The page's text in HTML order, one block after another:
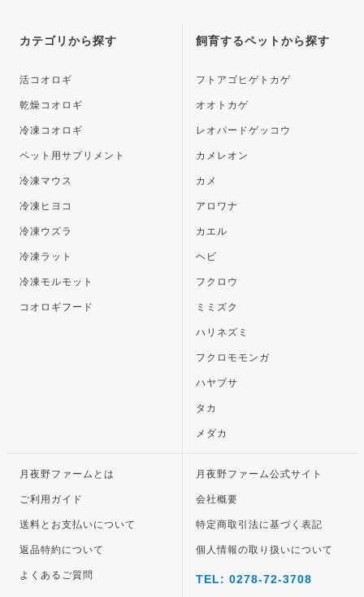
カテゴリから探す
活コオロギ
乾燥コオロギ
冷凍コオロギ
ペット用サプリメント
冷凍マウス
冷凍ヒヨコ
冷凍ウズラ
冷凍ラット
冷凍モルモット
コオロギフード
飼育するペットから探す
フトアゴヒゲトカゲ
オオトカゲ
レオパードゲッコウ
カメレオン
カメ
アロワナ
カエル
ヘビ
フクロウ
ミミズク
ハリネズミ
フクロモモンガ
ハヤブサ
タカ
メダカ
月夜野ファームとは
ご利用ガイド
送料とお支払いについて
返品特約について
よくあるご質問
月夜野ファーム公式サイト
会社概要
特定商取引法に基づく表記
個人情報の取り扱いについて
TEL: 0278-72-3708